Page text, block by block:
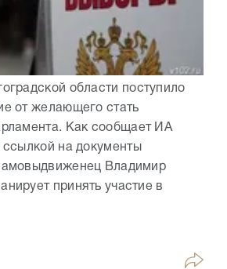
области поступило
от желающего стать
Как сообщает ИА
на документы
Владимир
принять участие в